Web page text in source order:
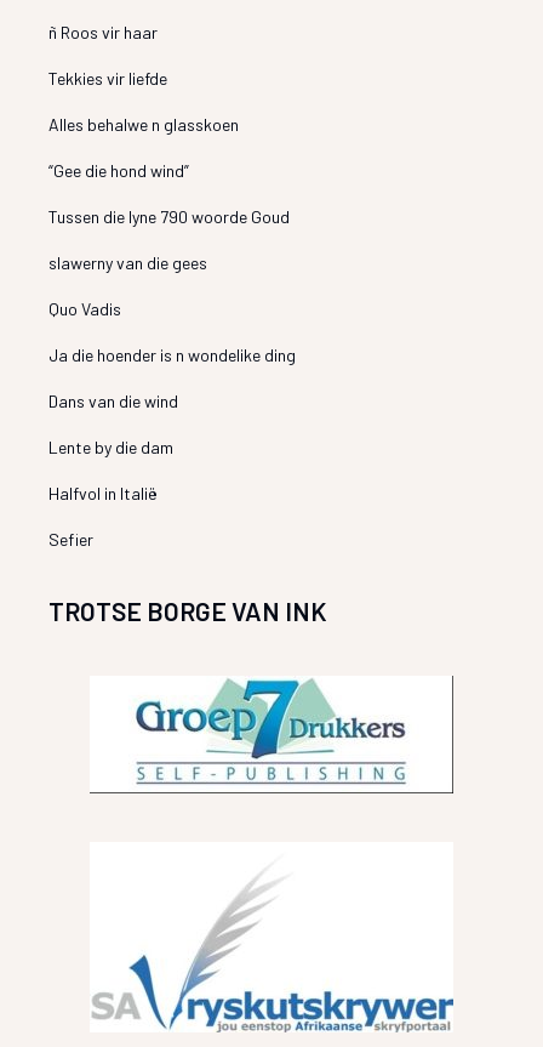
ñ Roos vir haar
Tekkies vir liefde
Alles behalwe n glasskoen
“Gee die hond wind”
Tussen die lyne 790 woorde Goud
slawerny van die gees
Quo Vadis
Ja die hoender is n wondelike ding
Dans van die wind
Lente by die dam
Halfvol in Italië
Sefier
TROTSE BORGE VAN INK